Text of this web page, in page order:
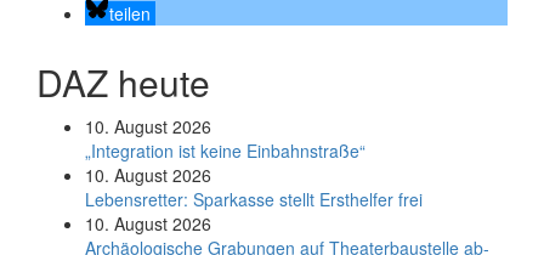
teilen
DAZ heute
10. August 2026
„Integration ist keine Einbahnstraße“
10. August 2026
Le­bens­ret­ter: Spar­kas­se stellt Erst­hel­fer frei
10. August 2026
Ar­chäo­lo­gi­sche Gra­bun­gen auf Thea­ter­bau­stel­le ab­